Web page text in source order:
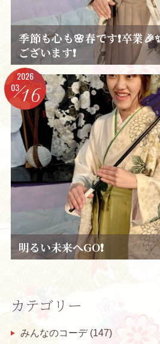
季節も心も🌸春です❗卒業
ございます❗
2026
0316
明るい未来へGO❗
カテゴリー
みんなのコーデ(147)